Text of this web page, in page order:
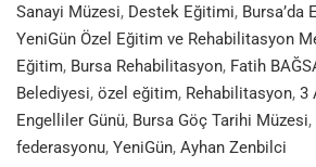
Sanayi Müzesi, Destek Eğitimi, Bursa’da
YeniGün Özel Eğitim ve Rehabilitasyon
Eğitim, Bursa Rehabilitasyon, Fatih
Belediyesi, özel eğitim, Rehabilitasyon, 3
Engelliler Günü, Bursa Göç Tarihi Müzesi,
federasyonu, YeniGün, Ayhan Zenbilci